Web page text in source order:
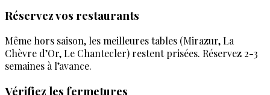
Réservez vos restaurants
Même hors saison, les meilleures tables (Mirazur, La
Chèvre d’Or, Le Chantecler) restent prisées. Réservez 2-3
semaines à l’avance.
Vérifiez les fermetures